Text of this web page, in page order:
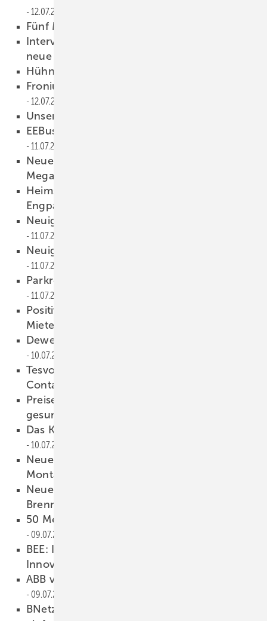
12.07.2019
Fünf Millionen Module getestet
Interview mit SMA-Chef Jürgen Reinert und
neue Mikrowechselrichter
Hühner hinterm Solarzaun
Fronius baut aus und der neue Solar-Log
12.07.2019
Unsere Produkte der Woche
EEBus: über Herstellergrenzen vernetzen
11.07.2019
Neues Video: Tesvolt zeigt
Megawattspeicher im Container
Heimspeicher helfen Verteilnetz bei
Engpässen
Neuigkeiten aus der Photovoltaikbranche
11.07.2019
Neuigkeiten aus der Photovoltaikbranche
11.07.2019
Parkregler auf dem neuesten Stand
11.07.2019
Positive Weichenstellungen für den
Mieterstrom in Hessen
Dewetron: Daten in Echtzeit erfassen
10.07.2019
Tesvolt zeigt Megawattspeicher im
Container
Preise für kleine Solaranlagen sind nicht
gesunken
Das Konzept des BEE zur CO2-Bepreisung
10.07.2019
Neues Video: PMT präsentiert neue
Montagesysteme und Carports
Neue Generation der Heizgeräte mit
Brennstoffzellen
50 Megawattspeicher für Braunkohlestrom
09.07.2019
BEE: Innovationsausschreibungen fehlen
Innovationen
ABB verkauft Wechselrichtersparte an Fimer
09.07.2019
BNetzA: Erfassen der EEG-Umlage soll